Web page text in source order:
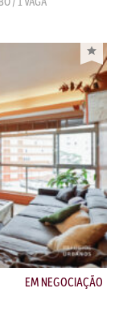
EM NEGOCIAÇÃO